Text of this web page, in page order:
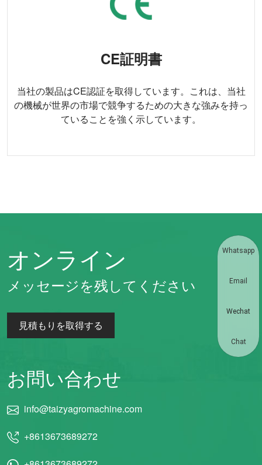
CE証明書
当社の製品はCE認証を取得しています。これは、当社
の機械が世界の市場で競争するための大きな強みを持っ
ていることを強く示しています。
オンライン
メッセージを残してください
見積もりを取得する
お問い合わせ
info@taizyagromachine.com
+8613673689272
Whatsapp
Email
Wechat
Chat